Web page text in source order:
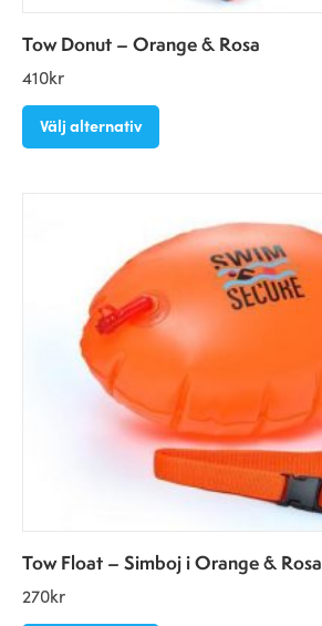
Tow Donut – Orange & Rosa
410kr
Välj alternativ
Tow Float – Simboj i Orange & Rosa
270kr